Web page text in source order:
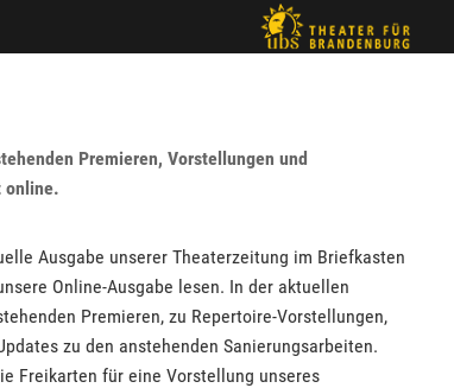
Premieren, Vorstellungen und
online.
Ausgabe unserer Theaterzeitung im Briefkasten
Online-Ausgabe lesen. In der aktuellen
Premieren, zu Repertoire-Vorstellungen,
zu den anstehenden Sanierungsarbeiten.
Freikarten für eine Vorstellung unseres